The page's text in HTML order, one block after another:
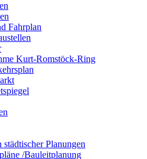
Fahrplan
Kurt-Romstöck-Ring
städtischer Planungen
/Bauleitplanung